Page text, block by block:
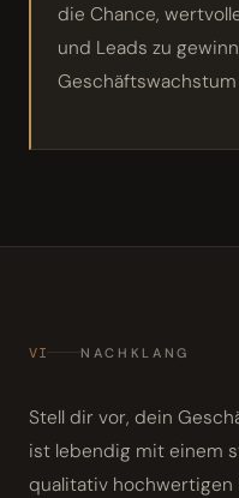
die Chance,
und Leads zu
VI NACHKLANG
Stell dir vor, dein
ist lebendig mit einem
qualitativ hochwertigen